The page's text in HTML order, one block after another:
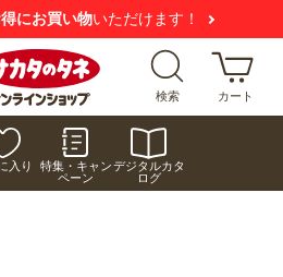
にお買い物いただけます！
検索 カート
入り
特集・キャン
ペーン
デジタルカタ
ログ